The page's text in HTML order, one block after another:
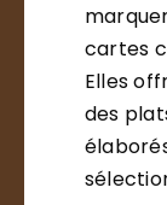
cartes
Elles
des